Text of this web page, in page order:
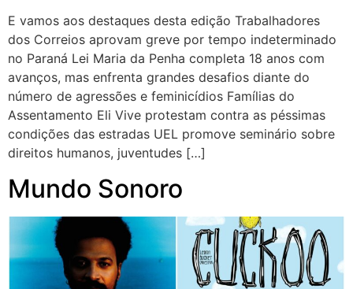
E vamos aos destaques desta edição Trabalhadores
dos Correios aprovam greve por tempo indeterminado
no Paraná Lei Maria da Penha completa 18 anos com
avanços, mas enfrenta grandes desafios diante do
número de agressões e feminicídios Famílias do
Assentamento Eli Vive protestam contra as péssimas
condições das estradas UEL promove seminário sobre
direitos humanos, juventudes […]
Mundo Sonoro